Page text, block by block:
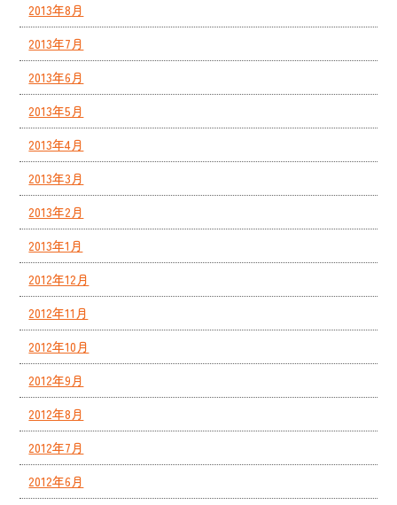
2013年8月
2013年7月
2013年6月
2013年5月
2013年4月
2013年3月
2013年2月
2013年1月
2012年12月
2012年11月
2012年10月
2012年9月
2012年8月
2012年7月
2012年6月